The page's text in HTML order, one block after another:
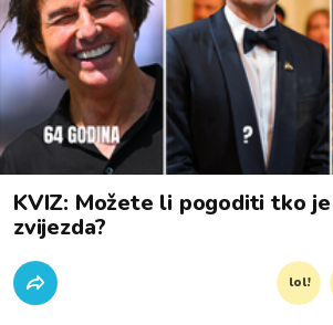
KVIZ: Možete li pogoditi tko
zvijezda?
lol!